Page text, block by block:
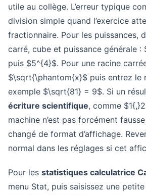
utile au collège. L’erreur typique
division simple quand l’exercice
fractionnaire. Pour les puissances,
carré, cube et puissance générale :
puis $5^{4}$. Pour une racine
$\sqrt{\phantom{x}$ puis entrez le
exemple $\sqrt{81} = 9$. Si un
écriture scientifique, comme
machine n’est pas forcément
changé de format d’affichage.
normal dans les réglages si cet
Pour les statistiques calculatrice
menu Stat, puis saisissez une